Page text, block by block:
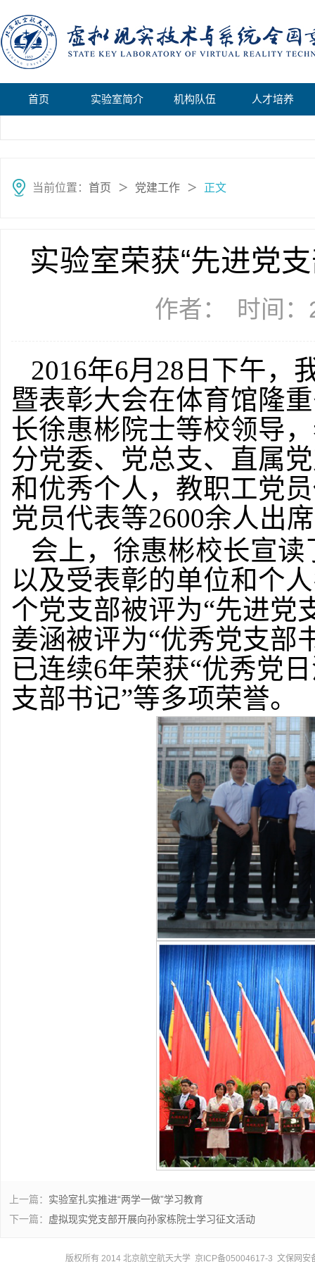
首页 实验室简介 机构队伍 人才培养
当前位置： 首页 ＞ 党建工作 ＞ 正文
实验室荣获“先进党
作者： 时间
2016年6月28日下午，
暨表彰大会在体育馆隆
长徐惠彬院士等校领导
分党委、党总支、直属
和优秀个人，教职工党
党员代表等2600余人出
会上，徐惠彬校长宣
以及受表彰的单位和个
个党支部被评为“先进党
姜涵被评为“优秀党支部
已连续6年荣获“优秀党
支部书记”等多项荣誉。
上一篇： 实验室扎实推进“两学一做”学习教育
下一篇： 虚拟现实党支部开展向孙家栋院士学习征文活动
版权所有 2014 北京航空航天大学 京ICP备05004617-3 文保网